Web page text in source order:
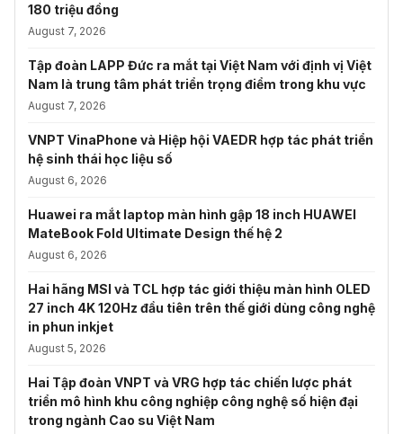
180 triệu đồng
August 7, 2026
Tập đoàn LAPP Đức ra mắt tại Việt Nam với định vị Việt
Nam là trung tâm phát triển trọng điểm trong khu vực
August 7, 2026
VNPT VinaPhone và Hiệp hội VAEDR hợp tác phát triển
hệ sinh thái học liệu số
August 6, 2026
Huawei ra mắt laptop màn hình gập 18 inch HUAWEI
MateBook Fold Ultimate Design thế hệ 2
August 6, 2026
Hai hãng MSI và TCL hợp tác giới thiệu màn hình OLED
27 inch 4K 120Hz đầu tiên trên thế giới dùng công nghệ
in phun inkjet
August 5, 2026
Hai Tập đoàn VNPT và VRG hợp tác chiến lược phát
triển mô hình khu công nghiệp công nghệ số hiện đại
trong ngành Cao su Việt Nam